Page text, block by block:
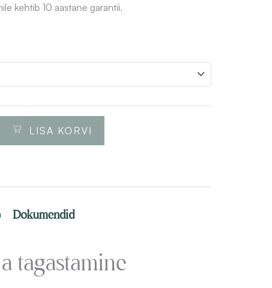
kehtib 10 aastane garantii.
LISA KORVI
Dokumendid
tagastamine